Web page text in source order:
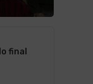
final